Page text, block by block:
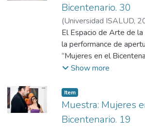
Bicentenario. 30
(Universidad ISALUD,
Departamento de
Universidad ISALUD
El Espacio de Arte de
la performance de
“Mujeres en el
Dufort.
Show more
Item
Muestra: Mujeres
Bicentenario. 19